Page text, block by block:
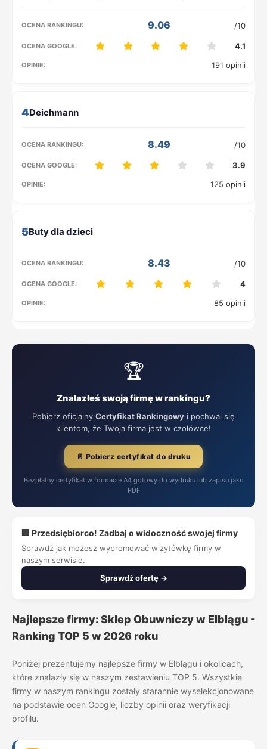
9.06 /10
4.1
191 opinii
4
8.49 /10
3.9
125 opinii
5
8.43 /10
4
85 opinii
🏆
Znalazłeś swoją firmę w rankingu?
Pobierz oficjalny Certyfikat Rankingowy i pochwal się
klientom, że Twoja firma jest w czołówce!
📄 Pobierz certyfikat do druku
Bezpłatny certyfikat w formacie A4 gotowy do wydruku lub zapisu jako
PDF
🏢 Przedsiębiorco! Zadbaj o widoczność swojej firmy
Sprawdź jak możesz wypromować wizytówkę firmy w
naszym serwisie.
Sprawdź ofertę →
Najlepsze firmy: Sklep Obuwniczy w Elblągu -
Ranking TOP 5 w 2026 roku
Poniżej prezentujemy najlepsze firmy w Elblągu i okolicach,
które znalazły się w naszym zestawieniu TOP 5. Wszystkie
firmy w naszym rankingu zostały starannie wyselekcjonowane
na podstawie ocen Google, liczby opinii oraz weryfikacji
profilu.